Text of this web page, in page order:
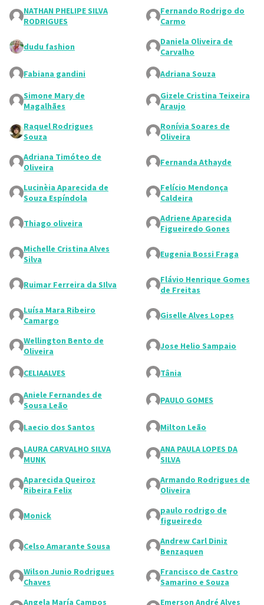
NATHAN PHELIPE SILVA
RODRIGUES
Fernando Rodrigo do
Carmo
dudu fashion
Daniela Oliveira de
Carvalho
Fabiana gandini Adriana Souza
Simone Mary de
Magalhães
Gizele Cristina Teixeira
Araujo
Raquel Rodrigues
Souza
Ronívia Soares de
Oliveira
Adriana Timóteo de
Oliveira
Fernanda Athayde
Lucinèia Aparecida de
Souza Espíndola
Felício Mendonça
Caldeira
Thiago oliveira
Adriene Aparecida
Figueiredo Gones
Michelle Cristina Alves
Silva
Eugenia Bossi Fraga
Ruimar Ferreira da SIlva
Flávio Henrique Gomes
de Freitas
Luísa Mara Ribeiro
Camargo
Giselle Alves Lopes
Wellington Bento de
Oliveira
Jose Helio Sampaio
CELIAALVES Tânia
Aniele Fernandes de
Sousa Leão
PAULO GOMES
Laecio dos Santos Milton Leão
LAURA CARVALHO SILVA
MUNK
ANA PAULA LOPES DA
SILVA
Aparecida Queiroz
Ribeira Felix
Armando Rodrigues de
Oliveira
Monick
paulo rodrigo de
figueiredo
Celso Amarante Sousa
Andrew Carl Diniz
Benzaquen
Wilson Junio Rodrigues
Chaves
Francisco de Castro
Samarino e Souza
Angela María Campos
Emerson André Alves